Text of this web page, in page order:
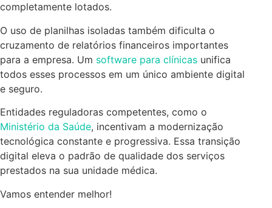
completamente lotados.
O uso de planilhas isoladas também dificulta o
cruzamento de relatórios financeiros importantes
para a empresa. Um software para clínicas unifica
todos esses processos em um único ambiente digital
e seguro.
Entidades reguladoras competentes, como o
Ministério da Saúde, incentivam a modernização
tecnológica constante e progressiva. Essa transição
digital eleva o padrão de qualidade dos serviços
prestados na sua unidade médica.
Vamos entender melhor!